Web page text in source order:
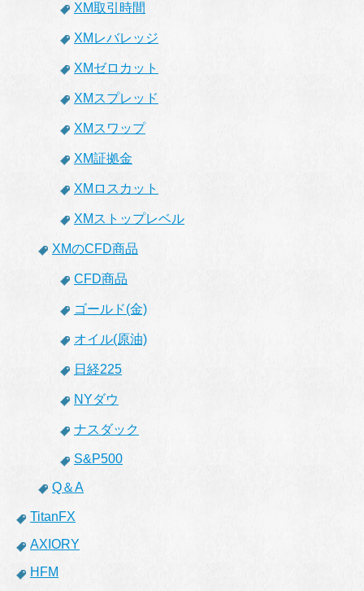
XM取引時間
XMレバレッジ
XMゼロカット
XMスプレッド
XMスワップ
XM証拠金
XMロスカット
XMストップレベル
XMのCFD商品
CFD商品
ゴールド(金)
オイル(原油)
日経225
NYダウ
ナスダック
S&P500
Q＆A
TitanFX
AXIORY
HFM